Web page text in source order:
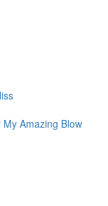
My Amazing Blow